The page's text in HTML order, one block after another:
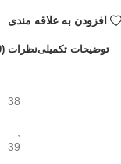
افزودن به علاقه مندی
توضیحات تکمیلینظرات (0)
38
39